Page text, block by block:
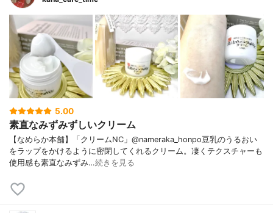
5.00
素直なみずみずしいクリーム
【なめらか本舗】「クリームNC」@nameraka_honpo豆乳のうるおい
をラップをかけるように密閉してくれるクリーム。凄くテクスチャーも
使用感も素直なみずみ…続きを見る